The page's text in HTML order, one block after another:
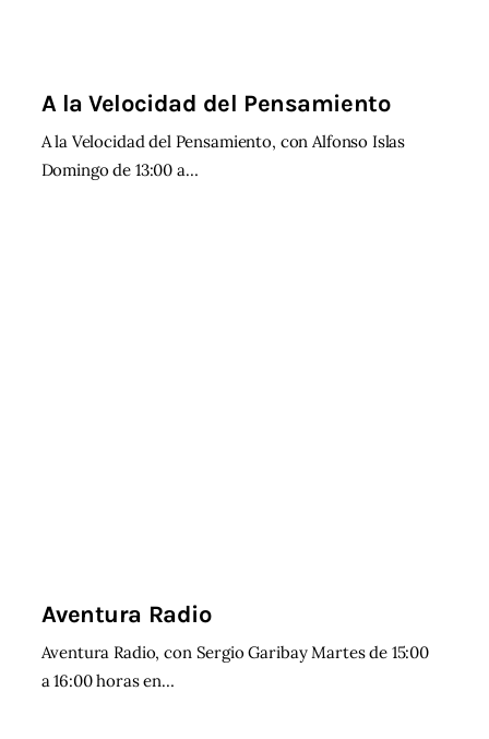
A la Velocidad del Pensamiento
A la Velocidad del Pensamiento, con Alfonso Islas
Domingo de 13:00 a…
Aventura Radio
Aventura Radio, con Sergio Garibay Martes de 15:00
a 16:00 horas en…